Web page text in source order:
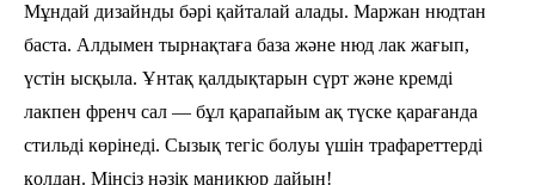
Мұндай дизайнды бәрі қайталай алады. Маржан нюдтан
баста. Алдымен тырнақтаға база және нюд лак жағып,
үстін ысқыла. Ұнтақ қалдықтарын сүрт және кремді
лакпен френч сал — бұл қарапайым ақ түске қарағанда
стильді көрінеді. Сызық тегіс болуы үшін трафареттерді
қолдан. Мінсіз нәзік маникюр дайын!